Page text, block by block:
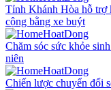
Tỉnh Khánh Hòa hỗ trợ
cộng bằng xe buýt
Chăm sóc sức khỏe
niên
Chiến lược chuyển đổi